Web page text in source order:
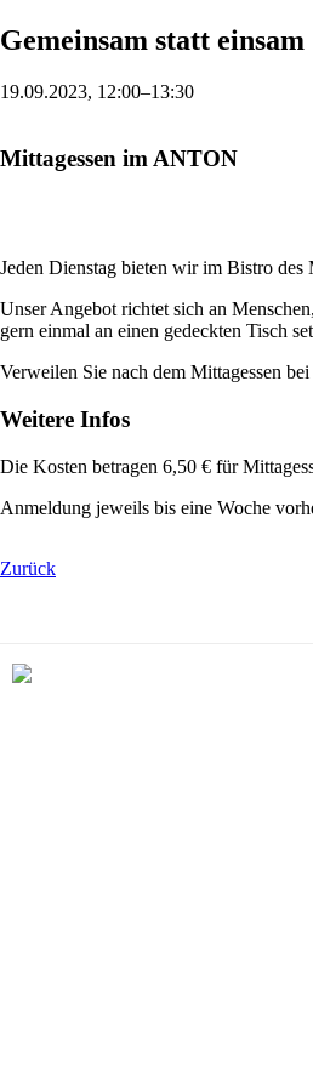
Gemeinsam statt einsam
19.09.2023, 12:00–13:30
Mittagessen im ANTON
Jeden Dienstag bieten wir im Bistro des
Unser Angebot richtet sich an
gern einmal an einen gedeckten Tisch
Verweilen Sie nach dem Mittagessen
Weitere Infos
Die Kosten betragen 6,50 € für
Anmeldung jeweils bis eine Woche
Zurück